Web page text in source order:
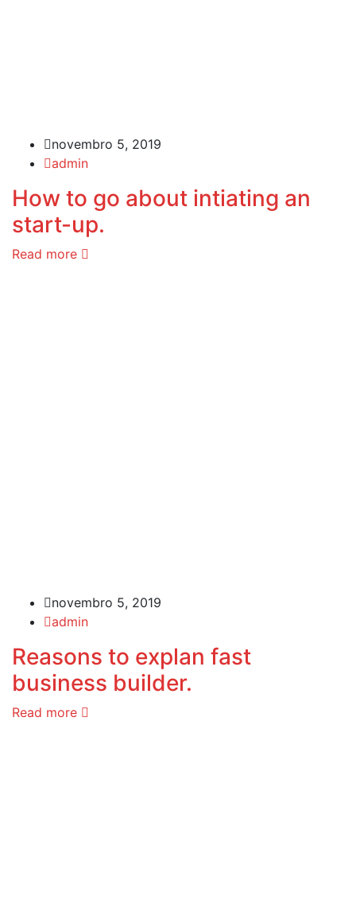
novembro 5, 2019
admin
How to go about intiating an
start-up.
Read more
novembro 5, 2019
admin
Reasons to explan fast
business builder.
Read more